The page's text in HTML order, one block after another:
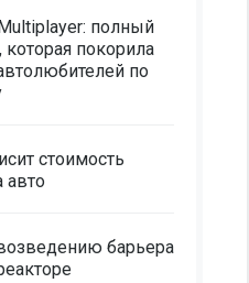
полный
покорила
по
стоимость
авто
барьера